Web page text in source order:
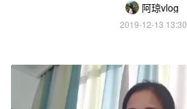
阿琼vlog
2019-12-13 13:30